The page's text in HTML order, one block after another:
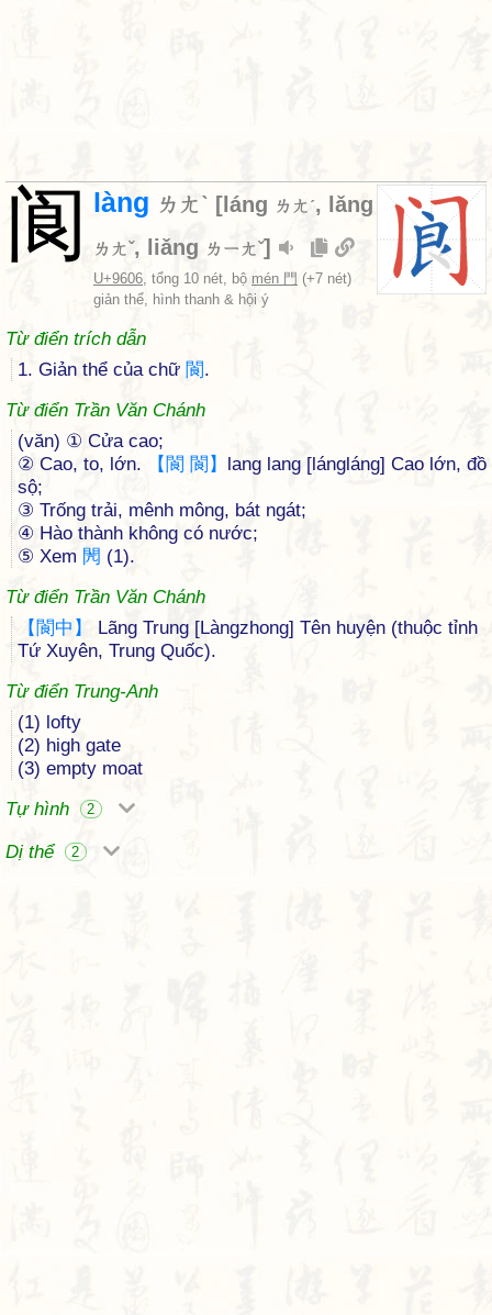
阆 làng ㄌㄤˋ [ láng ㄌㄤˊ, lǎng
ㄌㄤˇ, liǎng ㄌㄧㄤˇ]
U+9606, tổng 10 nét, bộ mén 門 (+7 nét)
giản thể, hình thanh & hội ý
Từ điển trích dẫn
1. Giản thể của chữ 閬.
Từ điển Trần Văn Chánh
(văn) ① Cửa cao;
② Cao, to, lớn.
【 閬 閬 】 lang lang [lángláng] Cao lớn, đồ
sộ;
③ Trống trải, mênh mông, bát ngát;
④ Hào thành không có nước;
⑤ Xem 閌 (1).
Từ điển Trần Văn Chánh
【 閬中 】
Lãng Trung [Làngzhong] Tên huyện (thuộc tỉnh
Tứ Xuyên, Trung Quốc).
Từ điển Trung-Anh
(1) lofty
(2) high gate
(3) empty moat
Tự hình
2
Dị thể 2